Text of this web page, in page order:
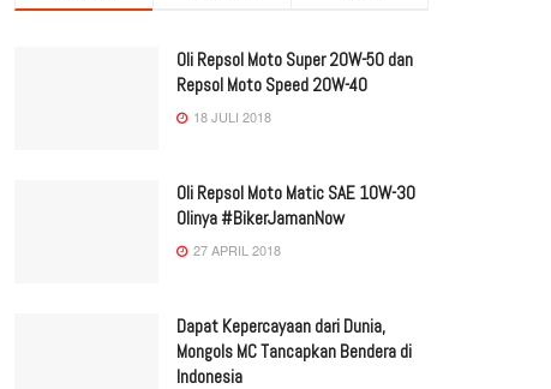
Oli Repsol Moto Super 20W-50 dan
Repsol Moto Speed 20W-40
18 JULI 2018
Oli Repsol Moto Matic SAE 10W-30
Olinya #BikerJamanNow
27 APRIL 2018
Dapat Kepercayaan dari Dunia,
Mongols MC Tancapkan Bendera di
Indonesia